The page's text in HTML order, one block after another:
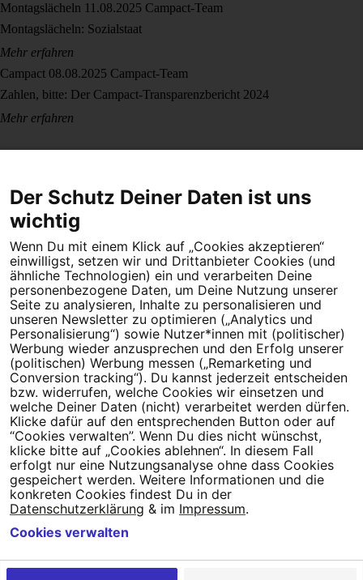
Montagslächeln 11.08.2025 Campact-Team
Montagslächeln: Sozialstaat
Mehr erfahren
Campact 08.08.2025 Campact-Team
Zahlen, bitte: Der Campact-Transparenzbericht 2024
Mehr erfahren
Dein Engagement macht den Unterschied. Schließe Dich 4,5
Millionen Menschen an.
Newsletter bestellen
Campact e.V.
IBAN DE95 2‍5‍1‍2 0‍5‍1‍0 6‍9‍8‍0 0‍0‍0‍0 0‍0
SozialBank
Direkt online spenden
NewsletterHilfe und
FAQKontakt DatenschutzImpressumCookie Einstellungen
Der Schutz Deiner Daten ist uns
wichtig
Wenn Du mit einem Klick auf „Cookies akzeptieren“
einwilligst, setzen wir und Drittanbieter Cookies (und
ähnliche Technologien) ein und verarbeiten Deine
personenbezogene Daten, um Deine Nutzung unserer
Seite zu analysieren, Inhalte zu personalisieren und
unseren Newsletter zu optimieren („Analytics und
Personalisierung“) sowie Nutzer*innen mit (politischer)
Werbung wieder anzusprechen und den Erfolg unserer
(politischen) Werbung messen („Remarketing und
Conversion tracking“). Du kannst jederzeit entscheiden
bzw. widerrufen, welche Cookies wir einsetzen und
welche Deiner Daten (nicht) verarbeitet werden dürfen.
Klicke dafür auf den entsprechenden Button oder auf
“Cookies verwalten”. Wenn Du dies nicht wünschst,
klicke bitte auf „Cookies ablehnen“. In diesem Fall
erfolgt nur eine Nutzungsanalyse ohne dass Cookies
gespeichert werden. Weitere Informationen und die
konkreten Cookies findest Du in der
Datenschutzerklärung & im Impressum.
Cookies verwalten